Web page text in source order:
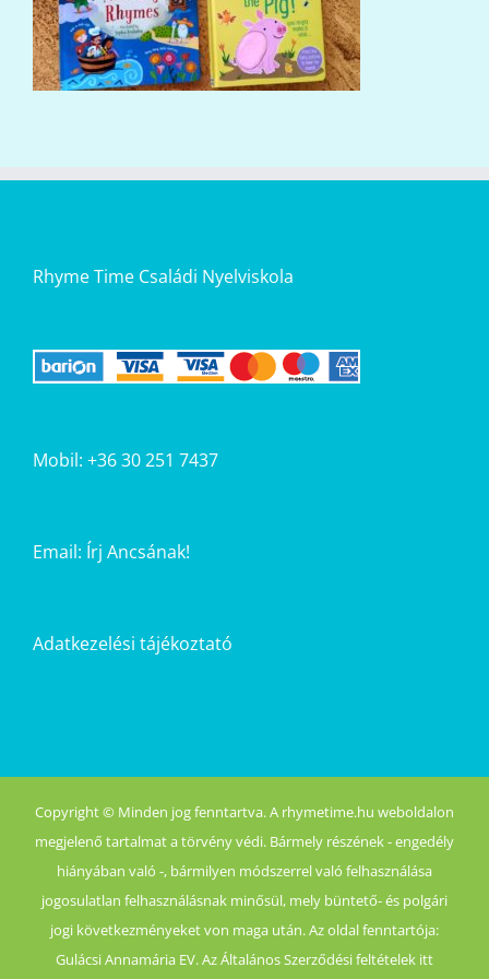
Rhyme Time Családi Nyelviskola
Mobil: +36 30 251 7437
Email: Írj Ancsának!
Adatkezelési tájékoztató
Copyright © Minden jog fenntartva. A rhymetime.hu weboldalon
megjelenő tartalmat a törvény védi. Bármely részének - engedély
hiányában való -, bármilyen módszerrel való felhasználása
jogosulatlan felhasználásnak minősül, mely büntető- és polgári
jogi következményeket von maga után. Az oldal fenntartója:
Gulácsi Annamária EV. Az Általános Szerződési feltételek itt